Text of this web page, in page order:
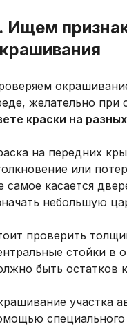
Ищем
желательно
краски на
на передних
или
самое касается
небольшую
проверить
стойки в
быть остатков
участка